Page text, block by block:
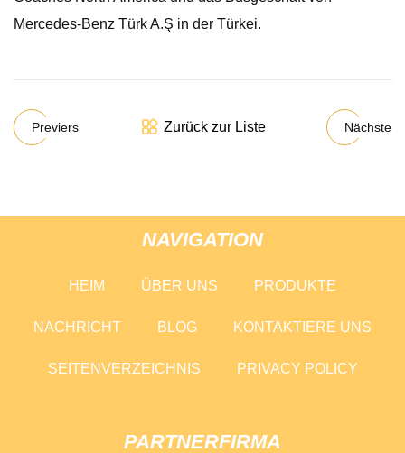
Mercedes-Benz Türk A.Ş in der Türkei.
Previers Zurück zur Liste Nächste
NAVIGATION
HEIM ÜBER UNS PRODUKTE
NACHRICHT BLOG KONTAKTIERE UNS
SEITENVERZEICHNIS PRIVACY POLICY
PARTNERFIRMA